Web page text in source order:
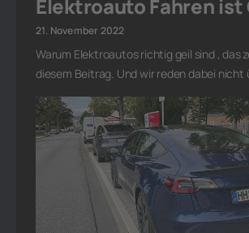
Elektroauto Fahren ist
21. November 2022
Warum Elektroautos richtig geil sind , das
diesem Beitrag. Und wir reden dabei nicht